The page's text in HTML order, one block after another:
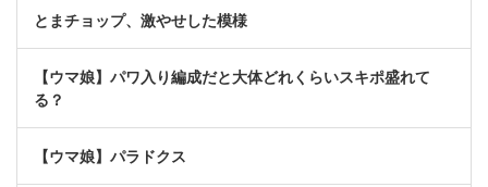
とまチョップ、激やせした模様
【ウマ娘】パワ入り編成だと大体どれくらいスキポ盛れて
る？
【ウマ娘】パラドクス